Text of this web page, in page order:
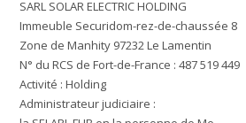
SARL SOLAR ELECTRIC HOLDING
Immeuble Securidom-rez-de-chaussée 8
Zone de Manhity 97232 Le Lamentin
N° du RCS de Fort-de-France : 487 519 449
Activité : Holding
Administrateur judiciaire :